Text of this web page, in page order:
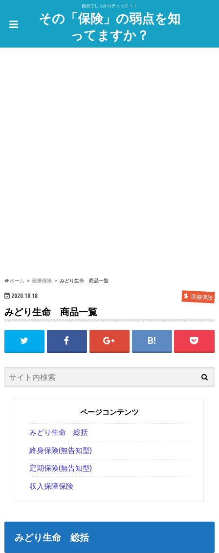
自分でしっかりチェック！！
その「保険」の弱点を知
ってますか？
ホーム 医療保険 みどり生命 商品一覧
2020.10.18 医療保険
みどり生命 商品一覧
ページコンテンツ
みどり生命 総括
終身保険(無告知型)
定期保険(無告知型)
収入保障保険
みどり生命 総括